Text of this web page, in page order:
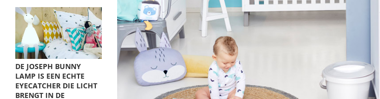
DE JOSEPH BUNNY
LAMP IS EEN ECHTE
EYECATCHER DIE LICHT
BRENGT IN DE